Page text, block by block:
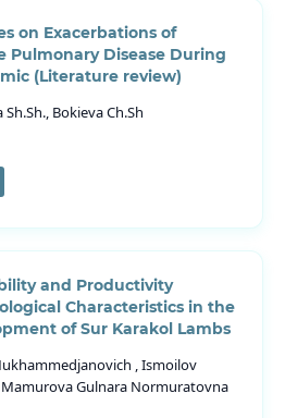
on Exacerbations of
Pulmonary Disease During
(Literature review)
Bokieva Ch.Sh
and Productivity
Characteristics in the
of Sur Karakol Lambs
, Ismoilov
Gulnara Normuratovna